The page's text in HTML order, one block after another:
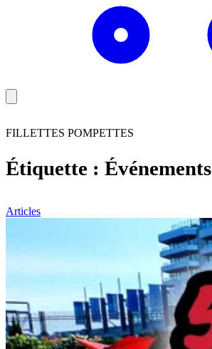
FILLETTES POMPETTES
Étiquette : Événements
Articles